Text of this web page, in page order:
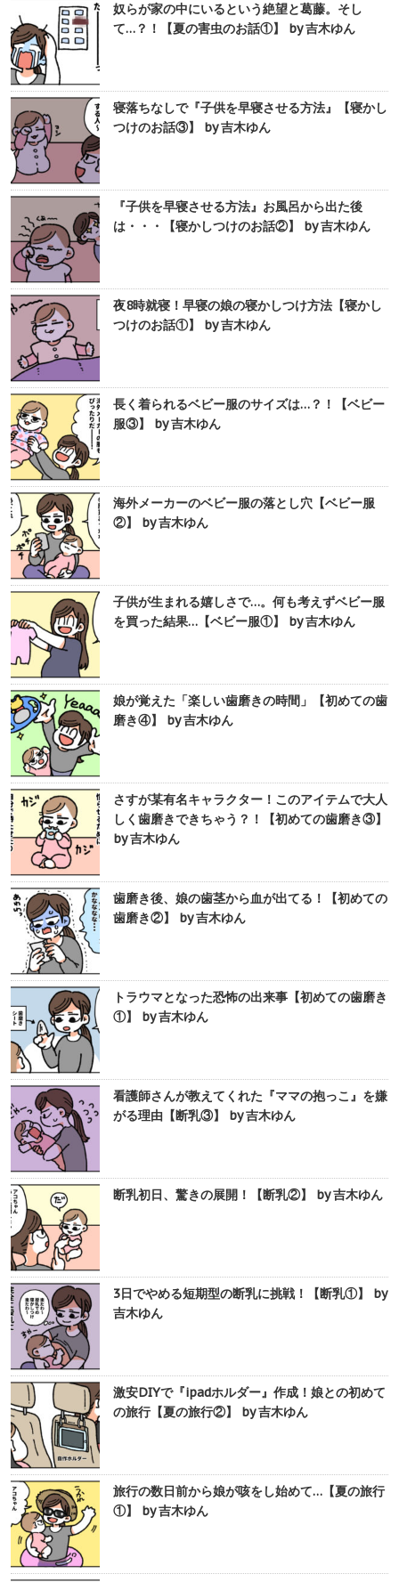
奴らが家の中にいるという絶望と葛藤。そし
て…？！【夏の害虫のお話①】 by 吉木ゆん
寝落ちなしで『子供を早寝させる方法』【寝かし
つけのお話③】 by 吉木ゆん
『子供を早寝させる方法』お風呂から出た後
は・・・【寝かしつけのお話②】 by 吉木ゆん
夜8時就寝！早寝の娘の寝かしつけ方法【寝かし
つけのお話①】 by 吉木ゆん
長く着られるベビー服のサイズは…？！【ベビー
服③】 by 吉木ゆん
海外メーカーのベビー服の落とし穴【ベビー服
②】 by 吉木ゆん
子供が生まれる嬉しさで…。何も考えずベビー服
を買った結果…【ベビー服①】 by 吉木ゆん
娘が覚えた「楽しい歯磨きの時間」【初めての歯
磨き④】 by 吉木ゆん
さすが某有名キャラクター！このアイテムで大人
しく歯磨きできちゃう？！【初めての歯磨き③】
by 吉木ゆん
歯磨き後、娘の歯茎から血が出てる！【初めての
歯磨き②】 by 吉木ゆん
トラウマとなった恐怖の出来事【初めての歯磨き
①】 by 吉木ゆん
看護師さんが教えてくれた『ママの抱っこ』を嫌
がる理由【断乳③】 by 吉木ゆん
断乳初日、驚きの展開！【断乳②】 by 吉木ゆん
3日でやめる短期型の断乳に挑戦！【断乳①】 by
吉木ゆん
激安DIYで『ipadホルダー』作成！娘との初めて
の旅行【夏の旅行②】 by 吉木ゆん
旅行の数日前から娘が咳をし始めて…【夏の旅行
①】 by 吉木ゆん